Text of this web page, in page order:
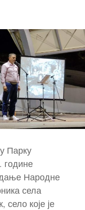
Парку
године
Народне
села
село које је